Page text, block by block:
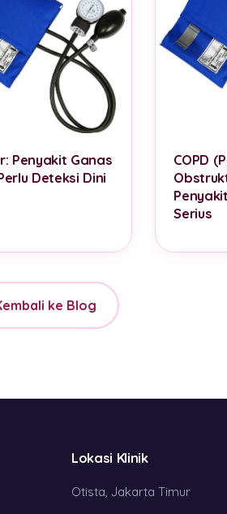
Penyakit Ganas
Deteksi Dini
COPD
Serius
ke Blog
Lokasi Klinik
Otista, Jakarta Timur